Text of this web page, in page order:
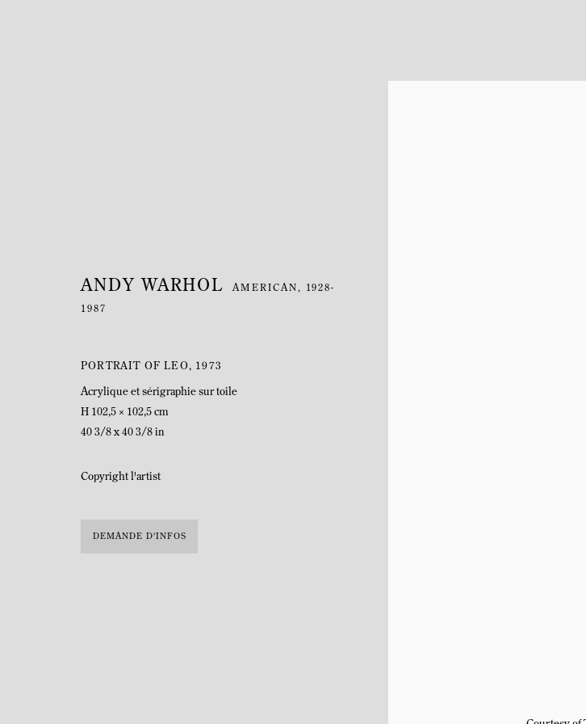
COPYRIGHT © MITTERRAND, PARIS. 2025
ANDY WARHOL AMERICAN, 1928-
1987
PORTRAIT OF LEO, 1973
Acrylique et sérigraphie sur toile
H 102,5 × 102,5 cm
40 3/8 x 40 3/8 in
Copyright l'artist
DEMANDE D'INFOS